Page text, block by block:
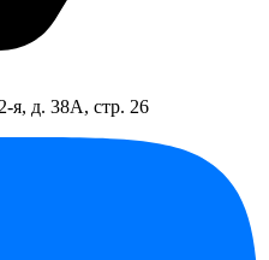
я, д. 38А, стр. 26